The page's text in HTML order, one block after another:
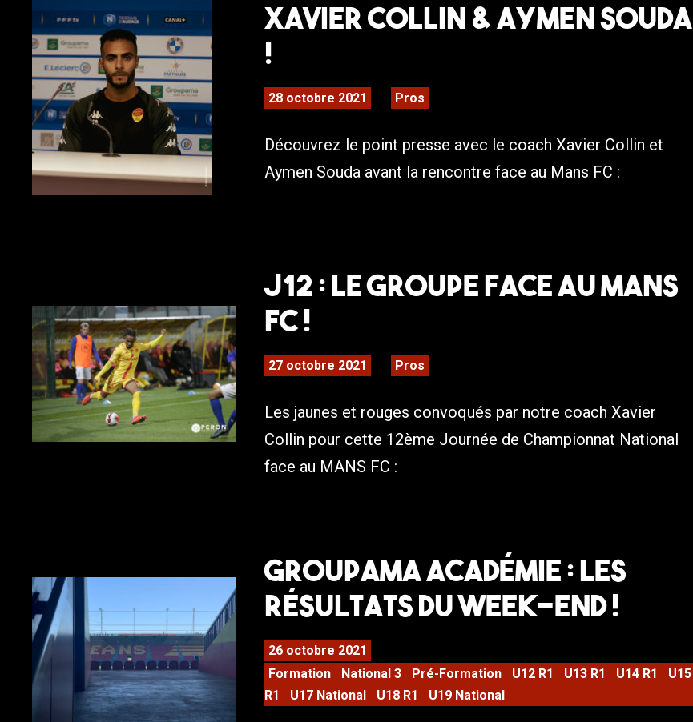
Xavier Collin & Aymen Souda
!
28 octobre 2021 Pros
Découvrez le point presse avec le coach Xavier Collin et
Aymen Souda avant la rencontre face au Mans FC :
J12 : LE GROUPE FACE AU MANS
FC !
27 octobre 2021 Pros
Les jaunes et rouges convoqués par notre coach Xavier
Collin pour cette 12ème Journée de Championnat National
face au MANS FC :
Groupama Académie : Les
résultats du week-end !
26 octobre 2021
Formation
National 3 Pré-Formation U12 R1 U13 R1 U14 R1
U15
R1
U17 National U18 R1 U19 National